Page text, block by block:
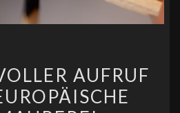
LIEBEVOLLER
AUFRUF
AUFRUF